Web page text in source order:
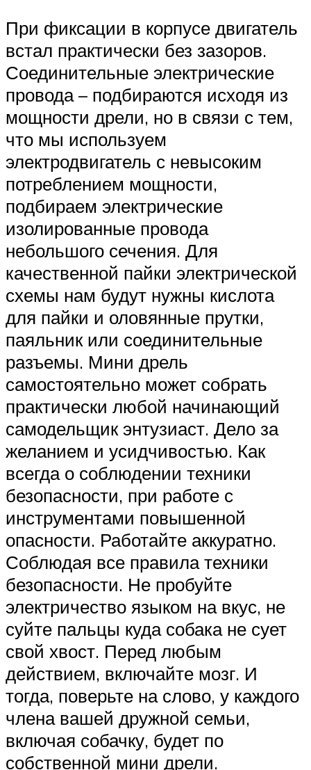
При фиксации в корпусе двигатель
встал практически без зазоров.
Соединительные электрические
провода – подбираются исходя из
мощности дрели, но в связи с тем,
что мы используем
электродвигатель с невысоким
потреблением мощности,
подбираем электрические
изолированные провода
небольшого сечения. Для
качественной пайки электрической
схемы нам будут нужны кислота
для пайки и оловянные прутки,
паяльник или соединительные
разъемы. Мини дрель
самостоятельно может собрать
практически любой начинающий
самодельщик энтузиаст. Дело за
желанием и усидчивостью. Как
всегда о соблюдении техники
безопасности, при работе с
инструментами повышенной
опасности. Работайте аккуратно.
Соблюдая все правила техники
безопасности. Не пробуйте
электричество языком на вкус, не
суйте пальцы куда собака не сует
свой хвост. Перед любым
действием, включайте мозг. И
тогда, поверьте на слово, у каждого
члена вашей дружной семьи,
включая собачку, будет по
собственной мини дрели.